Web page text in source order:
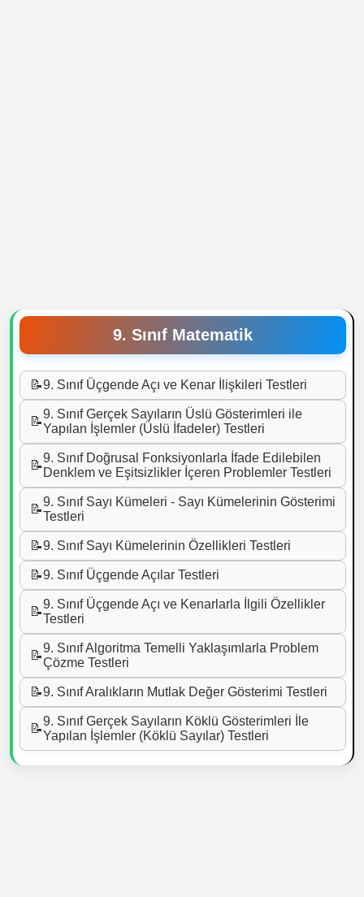
9. Sınıf Matematik
📝9. Sınıf Üçgende Açı ve Kenar İlişkileri Testleri
📝
9. Sınıf Gerçek Sayıların Üslü Gösterimleri ile
Yapılan İşlemler (Üslü İfadeler) Testleri
📝
9. Sınıf Doğrusal Fonksiyonlarla İfade Edilebilen
Denklem ve Eşitsizlikler İçeren Problemler Testleri
📝
9. Sınıf Sayı Kümeleri - Sayı Kümelerinin Gösterimi
Testleri
📝9. Sınıf Sayı Kümelerinin Özellikleri Testleri
📝9. Sınıf Üçgende Açılar Testleri
📝
9. Sınıf Üçgende Açı ve Kenarlarla İlgili Özellikler
Testleri
📝
9. Sınıf Algoritma Temelli Yaklaşımlarla Problem
Çözme Testleri
📝9. Sınıf Aralıkların Mutlak Değer Gösterimi Testleri
📝
9. Sınıf Gerçek Sayıların Köklü Gösterimleri İle
Yapılan İşlemler (Köklü Sayılar) Testleri